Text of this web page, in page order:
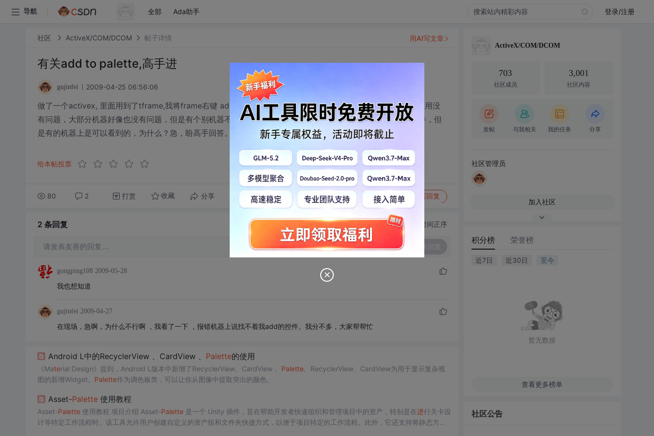
导航 全部 Ada助手 登录/注册
社区 ActiveX/COM/DCOM 帖子详情
有关add to palette,高手进
gujinfei 2009-04-25 06:56:06
做了一个activex, 里面用到了tframe,我将frame右键 add to palette 制作了一个控件，放到form上，我机器上使用没
有问题，大部分机器好像也没有问题，但是有个别机器不行，我装了cb看了一下，说找不着我加的那个frame控件，但
是有的机器上是可以看到的，为什么？急，盼高手回答。
给本帖投票
80 2 打赏 收藏 分享 转发到动态 举报 写回复
用AI写文章
2 条回复 切换为时间正序
请发表友善的回复…
gongping108 2009-05-28
我也想知道
gujinfei 2009-04-27
在现场，急啊，为什么不行啊 ，我看了一下 ，报错机器上说找不着我add的控件。我分不多，大家帮帮忙
Android L中的RecyclerView 、CardView 、 Palette的使用
《Material Design》提到，Android L版本中新增了RecyclerView、CardView 、 Palette。RecyclerView、CardView为用于显示复杂视
图的新增Widget。 Palette作为调色板类，可以让你从图像中提取突出的颜色。
Asset-Palette使用教程
Asset-Palette使用教程 项目介绍 Asset-Palette是一个 Unity 插件，旨在帮助开发者快速组织和管理项目中的资产，特别是在进行关卡设
计等特定工作流程时。该工具允许用户创建自定义的资产组和文件夹快捷方式，以便于项目特定的工作流程。此外，它还支持将静态方法
ActiveX/COM/DCOM
703
社区成员
3,001
社区内容
发帖 与我相关 我的任务 分享
社区管理员
加入社区
积分榜 荣誉榜
近7日 近30日 至今
暂无数据
查看更多榜单
社区公告